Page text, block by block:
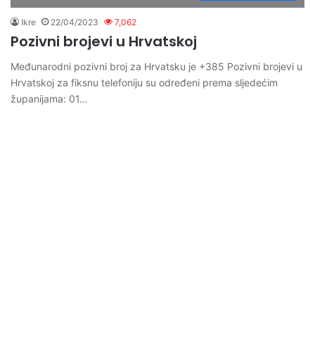
Ikre 22/04/2023 7,062
Pozivni brojevi u Hrvatskoj
Međunarodni pozivni broj za Hrvatsku je +385 Pozivni brojevi u
Hrvatskoj za fiksnu telefoniju su određeni prema sljedećim
županijama: 01…